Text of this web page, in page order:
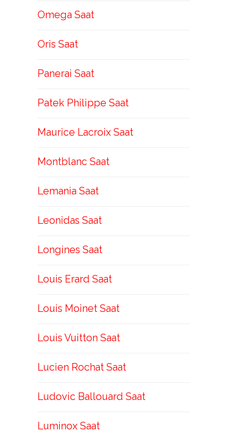
Omega Saat
Oris Saat
Panerai Saat
Patek Philippe Saat
Maurice Lacroix Saat
Montblanc Saat
Lemania Saat
Leonidas Saat
Longines Saat
Louis Erard Saat
Louis Moinet Saat
Louis Vuitton Saat
Lucien Rochat Saat
Ludovic Ballouard Saat
Luminox Saat